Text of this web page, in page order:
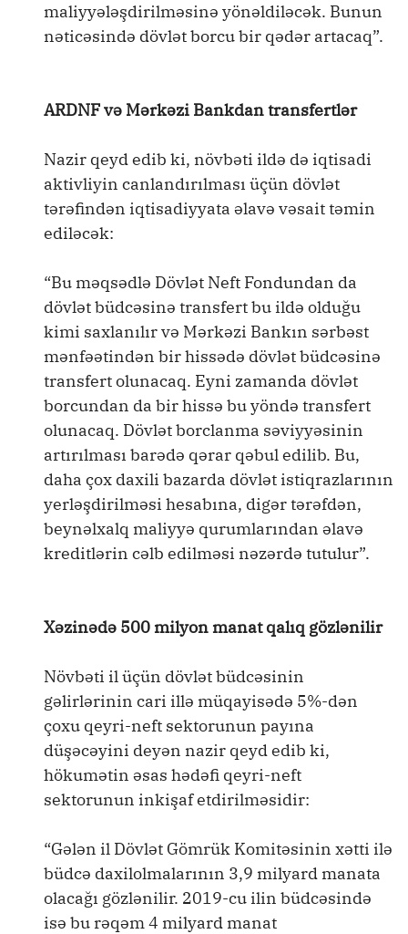
maliyyələşdirilməsinə yönəldiləcək. Bunun
nəticəsində dövlət borcu bir qədər artacaq”.
ARDNF və Mərkəzi Bankdan transfertlər
Nazir qeyd edib ki, növbəti ildə də iqtisadi
aktivliyin canlandırılması üçün dövlət
tərəfindən iqtisadiyyata əlavə vəsait təmin
ediləcək:
“Bu məqsədlə Dövlət Neft Fondundan da
dövlət büdcəsinə transfert bu ildə olduğu
kimi saxlanılır və Mərkəzi Bankın sərbəst
mənfəətindən bir hissədə dövlət büdcəsinə
transfert olunacaq. Eyni zamanda dövlət
borcundan da bir hissə bu yöndə transfert
olunacaq. Dövlət borclanma səviyyəsinin
artırılması barədə qərar qəbul edilib. Bu,
daha çox daxili bazarda dövlət istiqrazlarının
yerləşdirilməsi hesabına, digər tərəfdən,
beynəlxalq maliyyə qurumlarından əlavə
kreditlərin cəlb edilməsi nəzərdə tutulur”.
Xəzinədə 500 milyon manat qalıq gözlənilir
Növbəti il üçün dövlət büdcəsinin
gəlirlərinin cari illə müqayisədə 5%-dən
çoxu qeyri-neft sektorunun payına
düşəcəyini deyən nazir qeyd edib ki,
hökumətin əsas hədəfi qeyri-neft
sektorunun inkişaf etdirilməsidir:
“Gələn il Dövlət Gömrük Komitəsinin xətti ilə
büdcə daxilolmalarının 3,9 milyard manata
olacağı gözlənilir. 2019-cu ilin büdcəsində
isə bu rəqəm 4 milyard manat